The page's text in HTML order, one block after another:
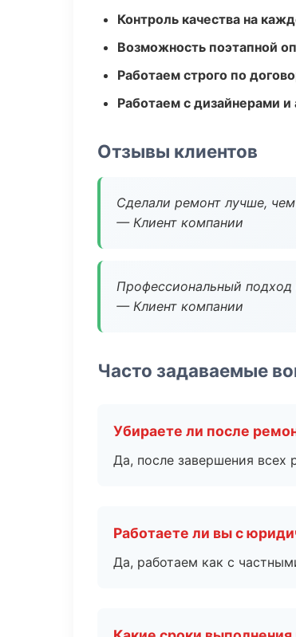
Контроль качества на
Возможность поэтапной
Работаем строго по
Работаем с дизайнерами и
Отзывы клиентов
Сделали ремонт лучше,
— Клиент компании
Профессиональный
— Клиент компании
Часто задаваемые
Убираете ли после
Да, после завершения всех
Работаете ли вы с
Да, работаем как с